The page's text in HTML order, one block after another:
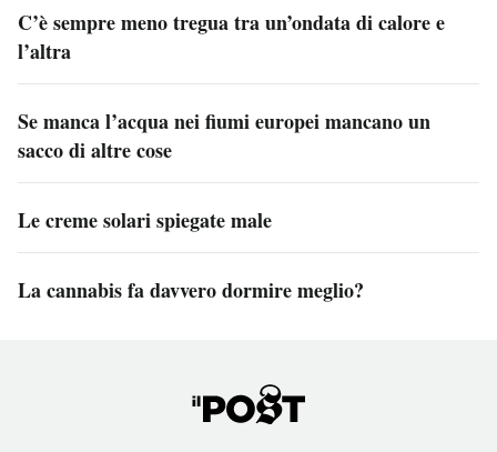
C’è sempre meno tregua tra un’ondata di calore e
l’altra
Se manca l’acqua nei fiumi europei mancano un
sacco di altre cose
Le creme solari spiegate male
La cannabis fa davvero dormire meglio?